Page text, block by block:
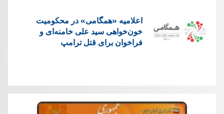
اعلامیه «همگامی» در محکومیت
خون‌خواهی سید علی خامنه‌ای و
فراخوان برای قتل ترامپ